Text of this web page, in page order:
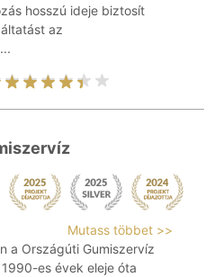
hosszú ideje biztosít
az
Mutass többet >>
a Országúti Gumiszervíz
es évek eleje óta